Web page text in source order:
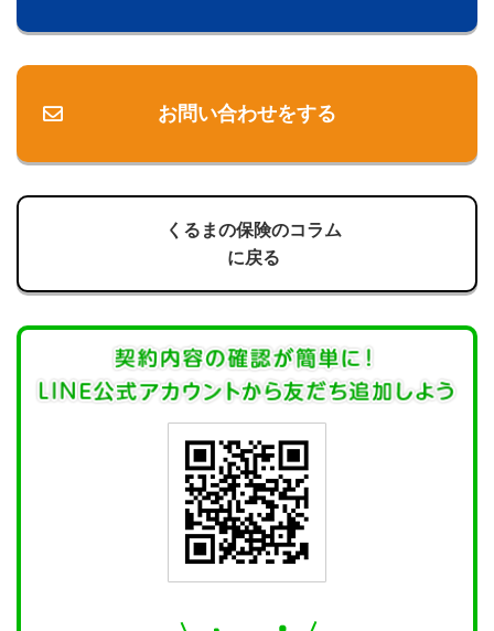
お問い合わせをする
くるまの保険のコラム
に戻る